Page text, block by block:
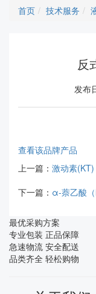
首页 技术服务
反
发布
查看该品牌产品
上一篇： 激动素(KT)
下一篇： α-萘乙酸（
最优采购方案
专业包装 正品保障
急速物流 安全配送
品类齐全 轻松购物